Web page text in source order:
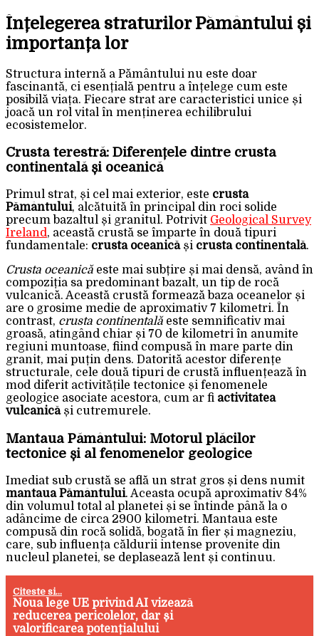
Înțelegerea straturilor Pământului și
importanța lor
Structura internă a Pământului nu este doar
fascinantă, ci esențială pentru a înțelege cum este
posibilă viața. Fiecare strat are caracteristici unice și
joacă un rol vital în menținerea echilibrului
ecosistemelor.
Crusta terestră: Diferențele dintre crusta
continentală și oceanică
Primul strat, și cel mai exterior, este crusta
Pământului, alcătuită în principal din roci solide
precum bazaltul și granitul. Potrivit Geological Survey
Ireland, această crustă se împarte în două tipuri
fundamentale: crusta oceanicăși crusta continentală.
Crusta oceanică este mai subțire și mai densă, având în
compoziția sa predominant bazalt, un tip de rocă
vulcanică. Această crustă formează baza oceanelor și
are o grosime medie de aproximativ 7 kilometri. În
contrast, crusta continentală este semnificativ mai
groasă, atingând chiar și 70 de kilometri în anumite
regiuni muntoase, fiind compusă în mare parte din
granit, mai puțin dens. Datorită acestor diferențe
structurale, cele două tipuri de crustă influențează în
mod diferit activitățile tectonice și fenomenele
geologice asociate acestora, cum ar fi activitatea
vulcanicăși cutremurele.
Mantaua Pământului: Motorul plăcilor
tectonice și al fenomenelor geologice
Imediat sub crustă se află un strat gros și dens numit
mantaua Pământului. Aceasta ocupă aproximativ 84%
din volumul total al planetei și se întinde până la o
adâncime de circa 2900 kilometri. Mantaua este
compusă din rocă solidă, bogată în fier și magneziu,
care, sub influența căldurii intense provenite din
nucleul planetei, se deplasează lent și continuu.
Citeste si...
Noua lege UE privind AI vizează
reducerea pericolelor, dar și
valorificarea potențialului